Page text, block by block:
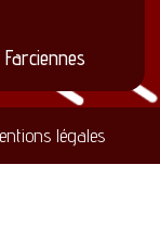
légales